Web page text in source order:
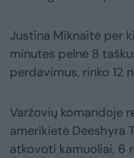
Justina Miknaitė per
minutes pelnė 8
perdavimus, rinko 12
Varžovių komandoje
amerikietė Deeshyra
atkovoti kamuoliai, 6